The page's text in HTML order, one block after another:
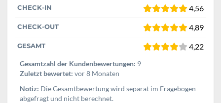
CHECK-IN 4,56
CHECK-OUT 4,89
GESAMT 4,22
Gesamtzahl der Kundenbewertungen: 9
Zuletzt bewertet: vor 8 Monaten
Notiz: Die Gesamtbewertung wird separat im Fragebogen
abgefragt und nicht berechnet.